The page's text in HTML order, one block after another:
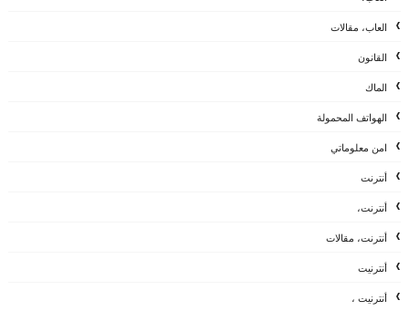
العاب، مقالات
القانون
الماك
الهواتف المحمولة
امن معلوماتي
أنترنت
أنترنت،
أنترنت، مقالات
أنترنيت
أنترنيت ،